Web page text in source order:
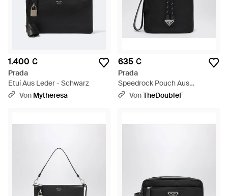
1.400 €
Prada
Etui Aus Leder - Schwarz
Von Mytheresa
635 €
Prada
Speedrock Pouch Aus
Schwarzem Re-Nylon Und
VonTheDoubleF